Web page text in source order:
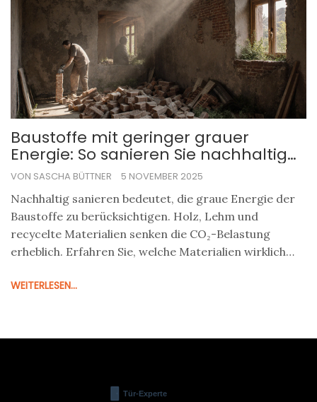
Baustoffe mit geringer grauer
Energie: So sanieren Sie nachhaltig
und klimafreundlich
VON SASCHA BÜTTNER 5 NOVEMBER 2025
Nachhaltig sanieren bedeutet, die graue Energie der
Baustoffe zu berücksichtigen. Holz, Lehm und
recycelte Materialien senken die CO₂-Belastung
erheblich. Erfahren Sie, welche Materialien wirklich
WEITERLESEN...